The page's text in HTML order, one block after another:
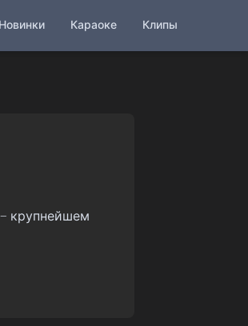
Новинки Караоке Клипы
— крупнейшем